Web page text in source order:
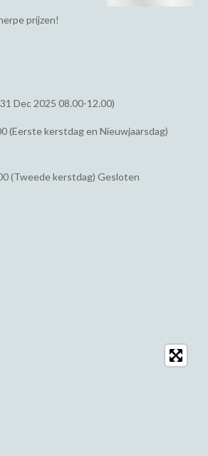
prijzen!
Dec 2025 08.00-12.00)
(Eerste kerstdag en Nieuwjaarsdag)
(Tweede kerstdag) Gesloten